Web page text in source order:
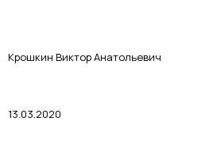
Крошкин Виктор Анатольевич
13.03.2020